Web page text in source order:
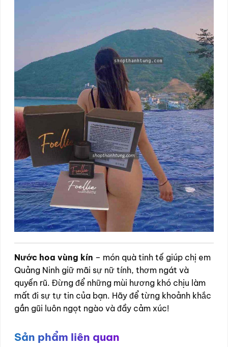
Nước hoa vùng kín – món quà tinh tế giúp chị em
Quảng Ninh giữ mãi sự nữ tính, thơm ngát và
quyến rũ. Đừng để những mùi hương khó chịu làm
mất đi sự tự tin của bạn. Hãy để từng khoảnh khắc
gần gũi luôn ngọt ngào và đầy cảm xúc!
Sản phẩm liên quan